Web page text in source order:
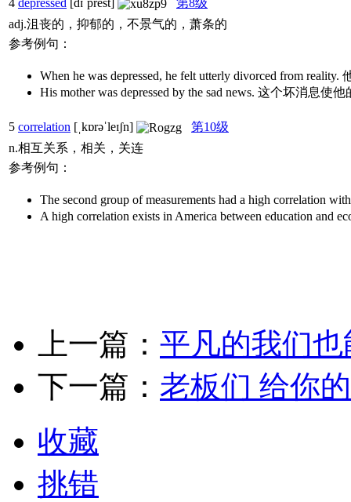
4 depressed [dɪˈprest]
第8级
adj.沮丧的，抑郁的，不景气的，萧条的
参考例句：
When he was depressed, he felt utterly divorced from
His mother was depressed by the sad news. 这个坏消息使
5 correlation [ˌkɒrəˈleɪʃn]
第10级
n.相互关系，相关，关连
参考例句：
The second group of measurements had a high correlation
A high correlation exists in America between education
上一篇： 平凡的我们
下一篇： 老板们 给你
收藏
挑错